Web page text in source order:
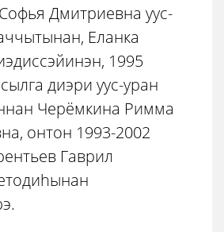
Дмитриевна уус-
Еланка
1995
диэри уус-уран
Черёмкина Римма
онтон 1993-2002
Гаврил